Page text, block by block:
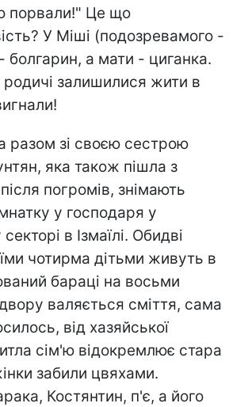
порвали!" Це що
У Міші (подозревамого -
болгарин, а мати - циганка.
родичі залишилися жити в
разом зі своєю сестрою
яка також пішла з
погромів, знімають
у господаря у
в Ізмаїлі. Обидві
чотирма дітьми живуть в
бараці на восьми
валяється сміття, сама
від хазяйської
сім'ю відокремлює стара
забили цвяхами.
Костянтин, п'є, а його